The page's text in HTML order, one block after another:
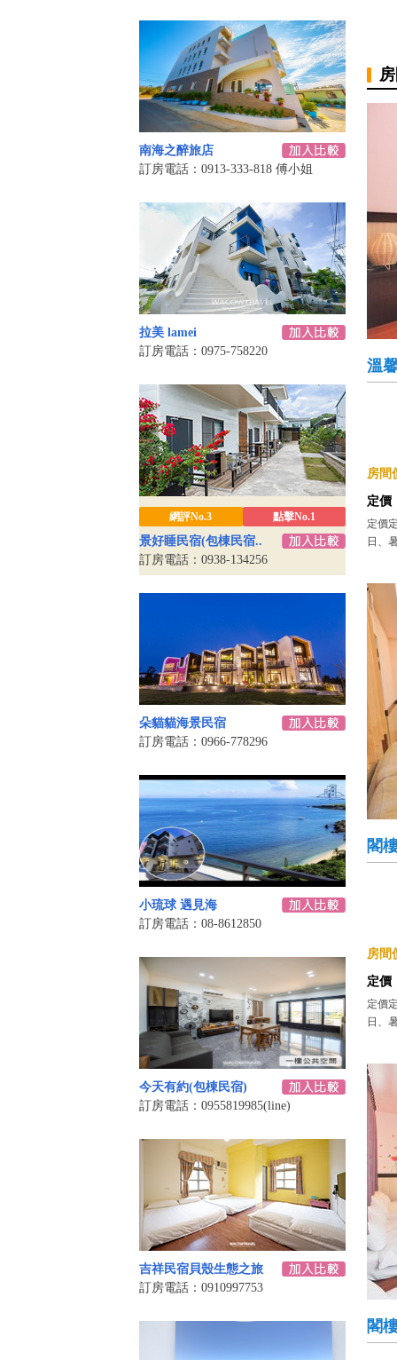
南海之醉旅店
訂房電話：0913-333-818 傅小姐
拉美 lamei
訂房電話：0975-758220
網評No.3 點擊No.1
景好睡民宿(包棟民宿..
訂房電話：0938-134256
朵貓貓海景民宿
訂房電話：0966-778296
小琉球 遇見海
訂房電話：08-8612850
今天有約(包棟民宿)
訂房電話：0955819985(line)
吉祥民宿貝殼生態之旅
訂房電話：0910997753
溫
房間
定價
定價
日、
閣
房間
定價
定價
日、
閣